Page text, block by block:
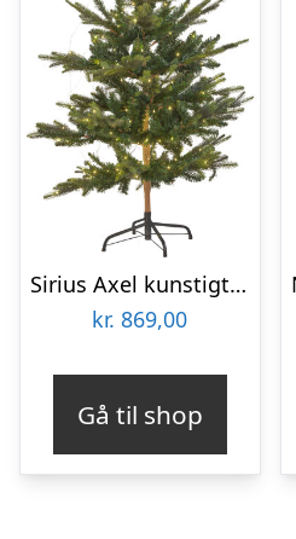
Sirius Axel kunstigt juletræ med lys, 150 cm
kr. 869,00
Gå til shop